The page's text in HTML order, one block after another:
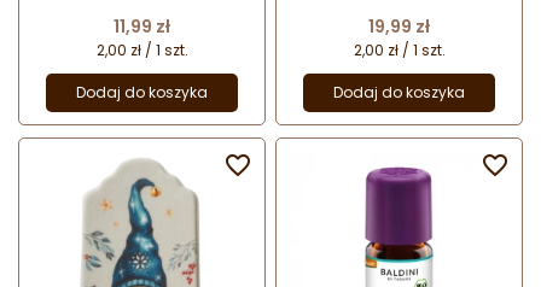
020 Dekorpol
Cena
11,99 zł
2,00 zł / 1 szt.
Dodaj do koszyka
52 mm - nr. kat. 8602 Dekorpol
Cena
19,99 zł
2,00 zł / 1 szt.
Dodaj do koszyka
 